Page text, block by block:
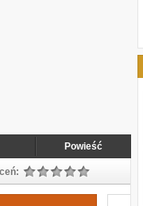
Powieść